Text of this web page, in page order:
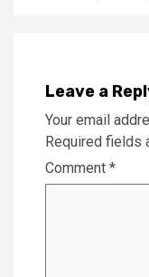
Leave a
Your email
Required fields
Comment *